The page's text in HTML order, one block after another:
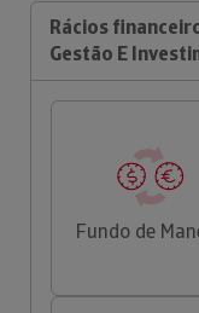
Rácios
Gestão E
Fundo de